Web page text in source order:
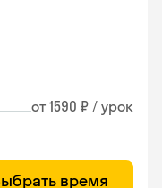
от 1590 ₽ / урок
время